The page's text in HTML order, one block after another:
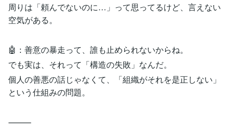
周りは「頼んでないのに…」って思ってるけど、言えない
空気がある。
🤖：善意の暴走って、誰も止められないからね。
でも実は、それって「構造の失敗」なんだ。
個人の善悪の話じゃなくて、「組織がそれを是正しない」
という仕組みの問題。
⸻